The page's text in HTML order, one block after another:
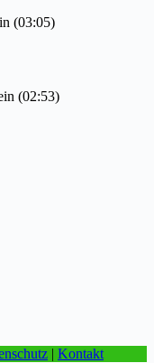
(03:05)
(02:53)
| Kontakt